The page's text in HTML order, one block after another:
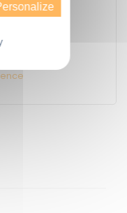
LOCATION
des Lices